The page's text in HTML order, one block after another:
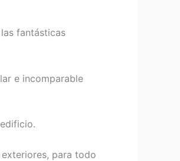
fantásticas
e incomparable
para todo